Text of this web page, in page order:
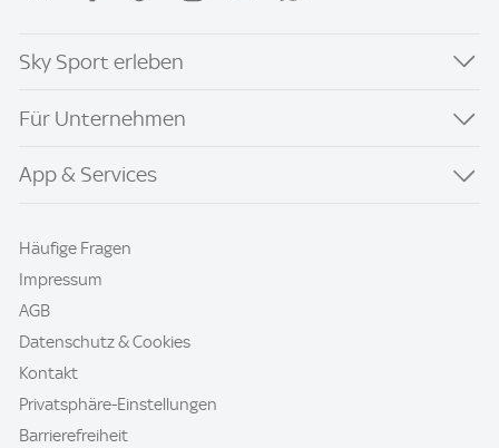
Sky Sport erleben
Für Unternehmen
App & Services
Häufige Fragen
Impressum
AGB
Datenschutz & Cookies
Kontakt
Privatsphäre-Einstellungen
Barrierefreiheit